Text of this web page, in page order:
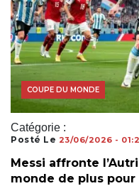
Catégorie :
COUPE DU MONDE
Posté Le 23/06/2026 -
Messi affronte
monde de plus pour